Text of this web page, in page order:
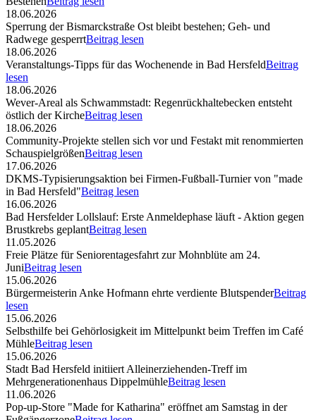
18.06.2026
Sperrung der Bismarckstraße Ost bleibt bestehen; Geh- und
Radwege gesperrtBeitrag lesen
18.06.2026
Veranstaltungs-Tipps für das Wochenende in Bad HersfeldBeitrag
lesen
18.06.2026
Wever-Areal als Schwammstadt: Regenrückhaltebecken entsteht
östlich der KircheBeitrag lesen
18.06.2026
Community-Projekte stellen sich vor und Festakt mit renommierten
SchauspielgrößenBeitrag lesen
17.06.2026
DKMS-Typisierungsaktion bei Firmen-Fußball-Turnier von "made
in Bad Hersfeld"Beitrag lesen
16.06.2026
Bad Hersfelder Lollslauf: Erste Anmeldephase läuft - Aktion gegen
Brustkrebs geplantBeitrag lesen
11.05.2026
Freie Plätze für Seniorentagesfahrt zur Mohnblüte am 24.
JuniBeitrag lesen
15.06.2026
Bürgermeisterin Anke Hofmann ehrte verdiente BlutspenderBeitrag
lesen
15.06.2026
Selbsthilfe bei Gehörlosigkeit im Mittelpunkt beim Treffen im Café
MühleBeitrag lesen
15.06.2026
Stadt Bad Hersfeld initiiert Alleinerziehenden-Treff im
Mehrgenerationenhaus DippelmühleBeitrag lesen
11.06.2026
Pop-up-Store "Made for Katharina" eröffnet am Samstag in der